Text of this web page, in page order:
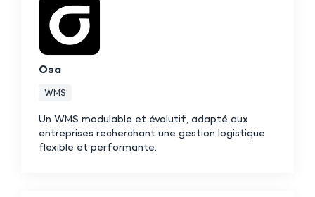
Osa
WMS
Un WMS modulable et évolutif, adapté aux
entreprises recherchant une gestion logistique
flexible et performante.